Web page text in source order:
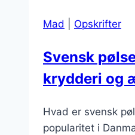
chili
Mad Opskrifter
Svensk
krydderi og
Hvad er svensk
popularitet i